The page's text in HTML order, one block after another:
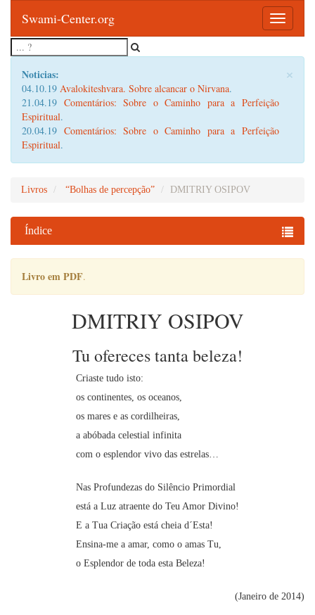
Toggle
Swami-Center.org
×
Noticias:
04.10.19 Avalokiteshvara. Sobre alcancar o Nirvana.
21.04.19 Comentários: Sobre o Caminho para a Perfeição
Espiritual.
20.04.19 Comentários: Sobre o Caminho para a Perfeição
Espiritual.
Livros “Bolhas de percepção” DMITRIY OSIPOV
Índice
Livro em PDF.
DMITRIY OSIPOV
Tu ofereces tanta beleza!
Criaste tudo isto:
os continentes, os oceanos,
os mares e as cordilheiras,
a abóbada celestial infinita
com o esplendor vivo das estrelas…
Nas Profundezas do Silêncio Primordial
está a Luz atraente do Teu Amor Divino!
E a Tua Criação está cheia d´Esta!
Ensina-me a amar, como o amas Tu,
o Esplendor de toda esta Beleza!
(Janeiro de 2014)